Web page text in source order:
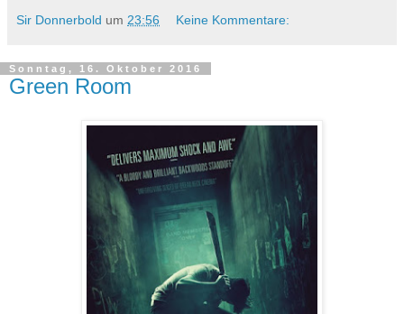
Sir Donnerbold um 23:56 Keine Kommentare:
Sonntag, 16. Oktober 2016
Green Room